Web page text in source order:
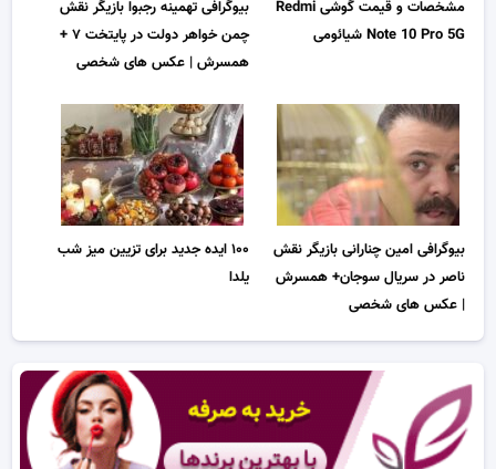
مشخصات و قیمت گوشی Redmi
Note 10 Pro 5G شیائومی
بیوگرافی تهمینه رجبوا بازیگر نقش
چمن خواهر دولت در پایتخت ۷ +
همسرش | عکس های شخصی
بیوگرافی امین چنارانی بازیگر نقش
ناصر در سریال سوجان+ همسرش
| عکس های شخصی
۱۰۰ ایده جدید برای تزیین میز شب
یلدا